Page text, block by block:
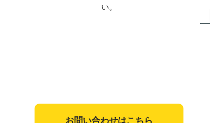
い。
お問い合わせはこちら